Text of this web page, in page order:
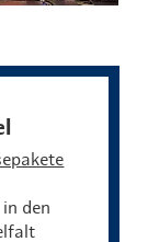
den